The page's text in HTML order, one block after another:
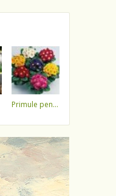
primule pentru 1 martie 3,5 lei / ghiveci !!!!